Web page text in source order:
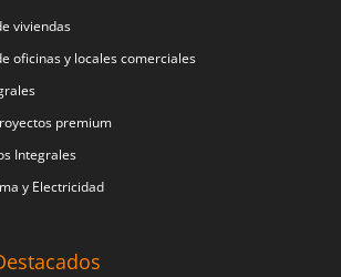
viviendas
oficinas y locales comerciales
premium
Integrales
y Electricidad